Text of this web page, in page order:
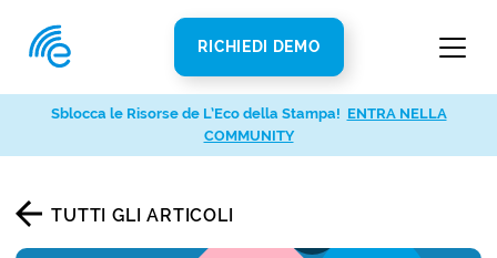
RICHIEDI DEMO
TUTTI GLI ARTICOLI
Sblocca le Risorse de L’Eco della Stampa! ENTRA NELLA
COMMUNITY